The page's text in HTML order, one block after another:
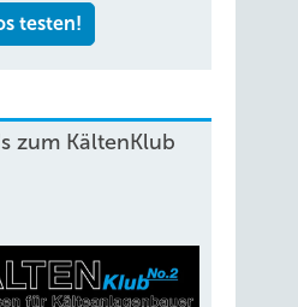
testen!
zum KältenKlub